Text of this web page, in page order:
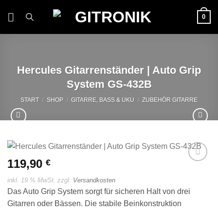
0
Hercules Gitarrenständer | Auto Grip
System GS-432B
START / SHOP / GITARRE, BASS & UKU / ZUBEHÖR GITARRE
119,90 €
inkl. 19 % MwSt. zzgl. Versandkosten
Das Auto Grip System sorgt für sicheren Halt von drei
Gitarren oder Bässen. Die stabile Beinkonstruktion